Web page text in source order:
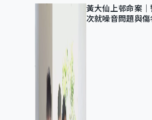
黃大仙上邨命案
次就噪音問題與